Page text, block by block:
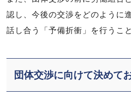
認し、今後の交渉をどのように
話し合う「予備折衝」を行うこ
団体交渉に向けて決めて